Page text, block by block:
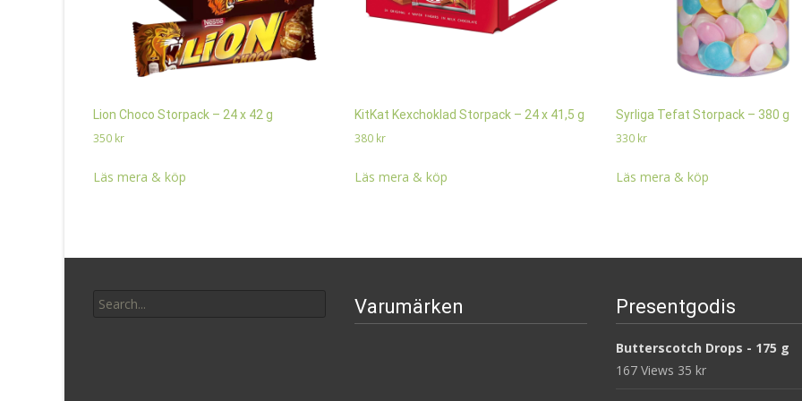
Lion Choco Storpack – 24 x 42 g
350 kr
Läs mera & köp
KitKat Kexchoklad Storpack – 24 x 41,5 g
380 kr
Läs mera & köp
Syrliga Tefat Storpack – 380 g
330 kr
Läs mera & köp
for:
Varumärken Presentgodis
Butterscotch Drops - 175 g
167 Views 35 kr